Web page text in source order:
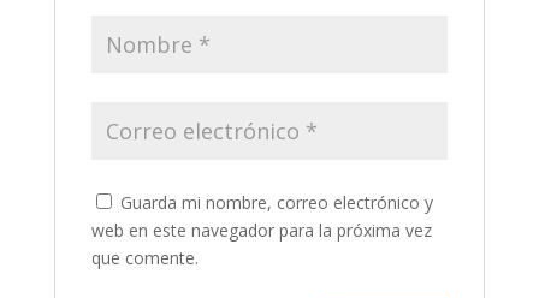
Guarda mi nombre, correo electrónico y
web en este navegador para la próxima vez
que comente.